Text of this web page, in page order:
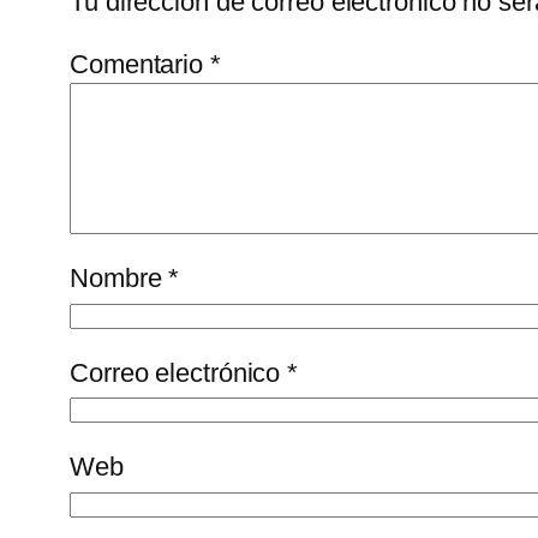
Comentario *
Nombre*
Correo electrónico*
Web